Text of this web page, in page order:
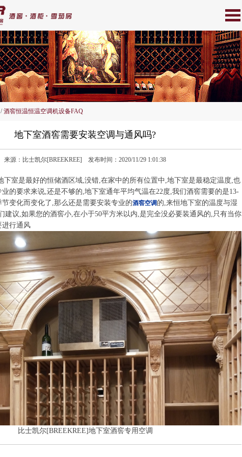
酒窖恒温恒温空调机设备FAQ
地下室酒窖需要安装空调与通风吗?
来源：比士凯尔[BREEKREE] 发布时间：2020/11/29 1:01:38
下室是最好的恒储酒区域,没错,在家中的所有位置中,地下室是最稳定温度,也
的要求来说,还是不够的,地下室通年平均气温在22度,我们酒窖需要的是13-
变化而变化了,那么还是需要安装专业的酒窖空调的,来恒地下室的温度与湿
建议,如果您的酒窖小,在小于50平方米以内,是完全没必要装通风的,只有当你
进行通风
比士凯尔[BREEKREE]地下室酒窖专用空调